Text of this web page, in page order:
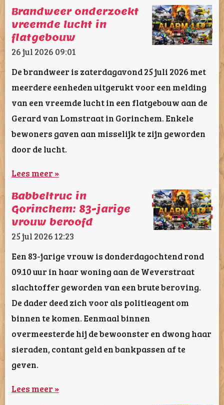
Brandweer onderzoekt
vreemde lucht in
flatgebouw
26 jul 2026 09:01
De brandweer is zaterdagavond 25 juli 2026 met
meerdere eenheden uitgerukt voor een melding
van een vreemde lucht in een flatgebouw aan de
Gerard van Lomstraat in Gorinchem. Enkele
bewoners gaven aan misselijk te zijn geworden
door de lucht.
Lees meer »
Babbeltruc in
Gorinchem: 83-jarige
vrouw beroofd
25 jul 202612:23
Een 83-jarige vrouw is donderdagochtend rond
09.10 uur in haar woning aan de Weverstraat
slachtoffer geworden van een brute beroving.
De dader deed zich voor als politieagent om
binnen te komen. Eenmaal binnen
overmeesterde hij de bewoonster en dwong haar
sieraden, contant geld en bankpassen af te
geven.
Lees meer »